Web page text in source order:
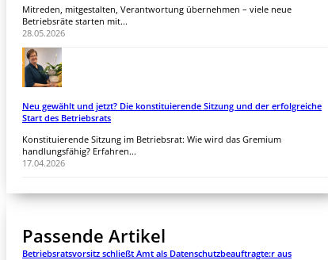
Mitreden, mitgestalten, Verantwortung übernehmen – viele neue
Betriebsräte starten mit...
28.05.2026
Neu gewählt und jetzt? Die konstituierende Sitzung und der erfolgreiche
Start des Betriebsrats
Konstituierende Sitzung im Betriebsrat: Wie wird das Gremium
handlungsfähig? Erfahren...
17.04.2026
Passende Artikel
Betriebsratsvorsitz schließt Amt als Datenschutzbeauftragte:r aus